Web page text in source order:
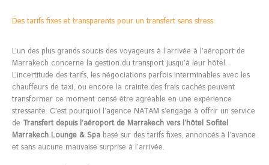
Des tarifs fixes et transparents pour un transfert sans stress
L’un des plus grands soucis des voyageurs à l’arrivée à l’aéroport de
Marrakech concerne la gestion du transport jusqu’à leur hôtel.
L’incertitude des tarifs, les négociations parfois interminables avec les
chauffeurs de taxi, ou encore la crainte des frais cachés peuvent
transformer ce moment censé être agréable en une expérience
stressante. C’est pourquoi l’agence NATAM s’engage à offrir un service
de Transfert depuis l’aéroport de Marrakech vers l’hôtel Sofitel
Marrakech Lounge & Spa basé sur des tarifs fixes, annoncés à l’avance
et sans aucune mauvaise surprise à l’arrivée.